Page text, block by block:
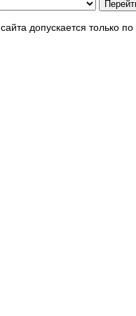
допускается только